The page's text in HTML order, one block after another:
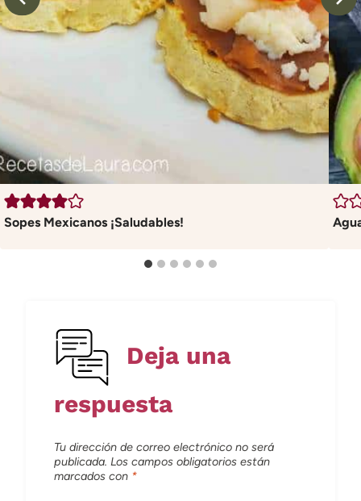
Sopes Mexicanos ¡Saludables!
Deja una
respuesta
Tu dirección de correo electrónico no será
publicada. Los campos obligatorios están
marcados con *